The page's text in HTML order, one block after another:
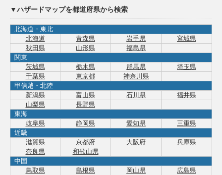
▼ハザードマップを都道府県から検索
北海道・東北
北海道
青森県 岩手県
宮城県
秋田県
山形県
福島県
関東
茨城県
栃木県 群馬県
埼玉県
千葉県
東京都
神奈川県
甲信越・北陸
新潟県
富山県 石川県
福井県
山梨県
長野県
東海
岐阜県
静岡県 愛知県
三重県
近畿
滋賀県
京都府 大阪府
兵庫県
奈良県
和歌山県
中国
鳥取県
島根県 岡山県
広島県